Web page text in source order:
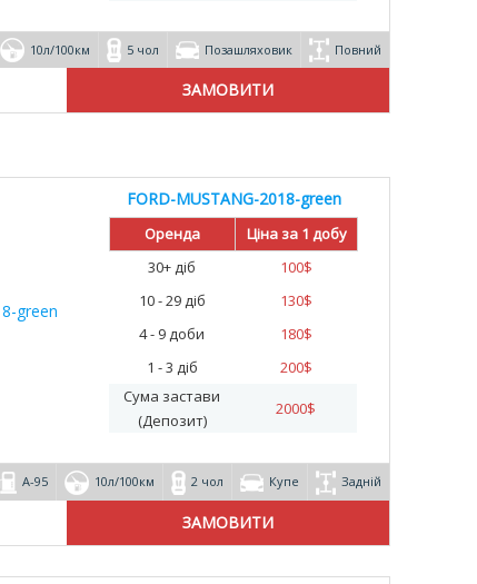
10л/100км 5 чол Позашляховик Повний
FORD-MUSTANG-2018-green
Оренда
Ціна за 1 добу
30+ діб
100$
10 - 29 діб
130$
4 - 9 доби
180$
1 - 3 діб
200$
Сума застави
(Депозит)
2000$
А-95 10л/100км 2 чол Купе Задній